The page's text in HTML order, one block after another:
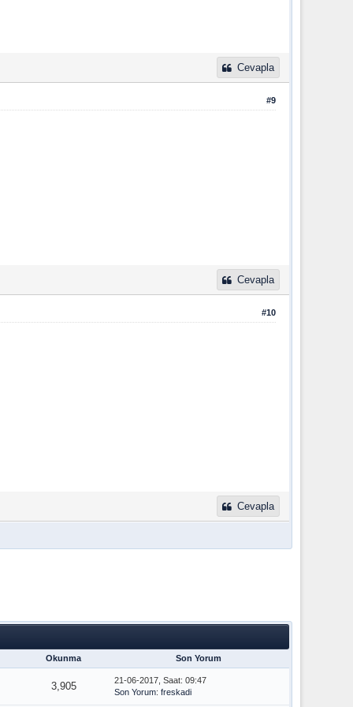
Cevapla
#9
Cevapla
#10
Cevapla
Okunma Son Yorum
3,905
21-06-2017, Saat: 09:47
Son Yorum: freskadi